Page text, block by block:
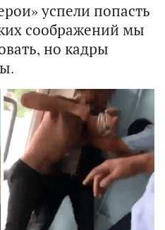
успели попасть
соображений мы
но кадры